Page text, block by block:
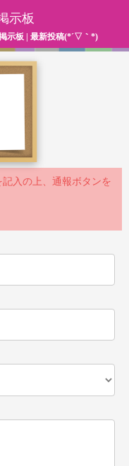
示板
示板 | 最新投稿(*´▽｀*)
入の上、通報ボタンを